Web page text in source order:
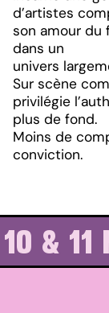
d’artistes
son amour du
dans un
univers
Sur scène
privilégie
plus de fond.
Moins de
conviction.
10 & 11